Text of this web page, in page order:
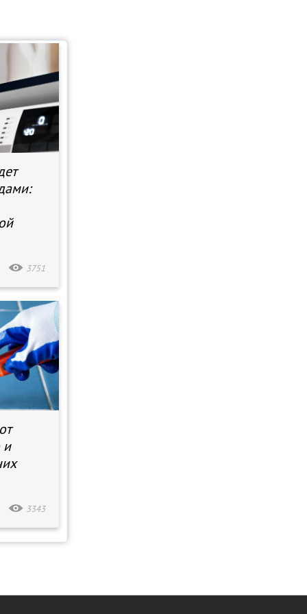
3751
и
3343